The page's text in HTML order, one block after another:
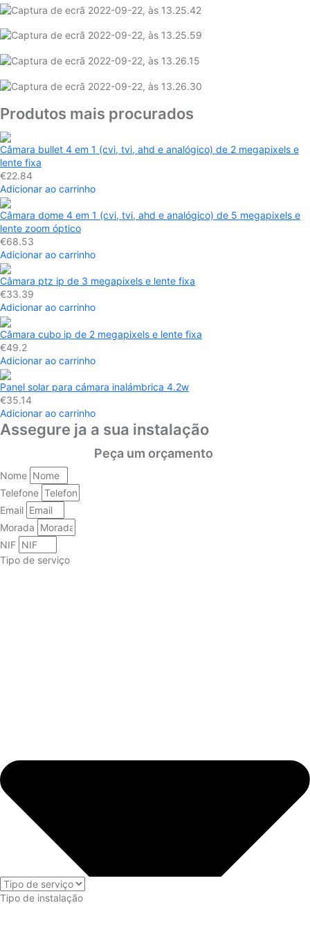
Produtos mais procurados
Câmara bullet 4 em 1 (cvi, tvi, ahd e analógico) de 2 megapixels e
lente fixa
€22.84
Adicionar ao carrinho
Câmara dome 4 em 1 (cvi, tvi, ahd e analógico) de 5 megapixels e
lente zoom óptico
€68.53
Adicionar ao carrinho
Câmara ptz ip de 3 megapixels e lente fixa
€33.39
Adicionar ao carrinho
Câmara cubo ip de 2 megapixels e lente fixa
€49.2
Adicionar ao carrinho
Panel solar para cámara inalámbrica 4.2w
€35.14
Adicionar ao carrinho
Assegure ja a sua instalação
Peça um orçamento
Nome
Telefone
Email
Morada
NIF
Tipo de serviço
Tipo de instalação